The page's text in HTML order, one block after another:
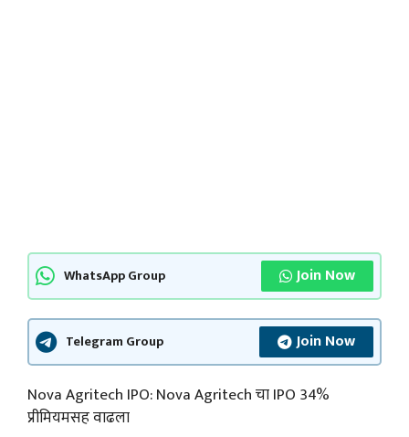
WhatsApp Group Join Now
Telegram Group Join Now
Nova Agritech IPO: Nova Agritech चा IPO 34%
प्रीमियमसह वाढला